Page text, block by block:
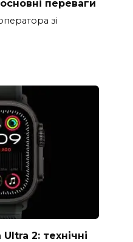
переваги
зі
2: технічні